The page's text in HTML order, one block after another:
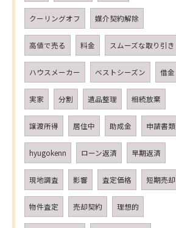
クーリングオフ 媒介契約解除
高値で売る 料金 スムーズな取り引き
ハウスメーカー ベストシーズン 借金
実家 分割 遺品整理 相続放棄
譲渡所得 居住中 助成金 申請書類
hyugokenn ローン返済 早期返済
現地調査 影響 査定価格 短期売却
物件査定 売却契約 理想的